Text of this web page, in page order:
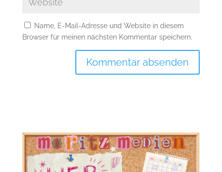
Name, E-Mail-Adresse und Website in diesem
Browser für meinen nächsten Kommentar speichern.